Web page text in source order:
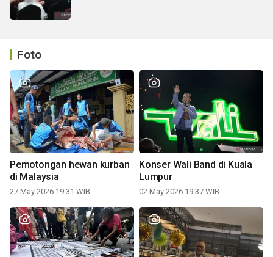
Foto
Pemotongan hewan kurban
di Malaysia
27 May 2026 19:31 WIB
Konser Wali Band di Kuala
Lumpur
02 May 2026 19:37 WIB